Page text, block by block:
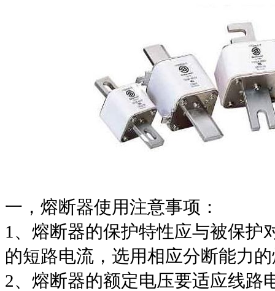
一，熔断器使用注意事项：
1、熔断器的保护特性应与被保护
的短路电流，选用相应分断能力
2、熔断器的额定电压要适应线路